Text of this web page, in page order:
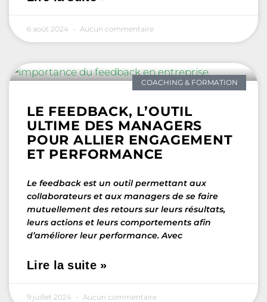
6 août 2024 Aucun commentaire
COACHING & FORMATION
LE FEEDBACK, L’OUTIL
ULTIME DES MANAGERS
POUR ALLIER ENGAGEMENT
ET PERFORMANCE
Le feedback est un outil permettant aux
collaborateurs et aux managers de se faire
mutuellement des retours sur leurs résultats,
leurs actions et leurs comportements afin
d’améliorer leur performance. Avec
Lire la suite »
9 juillet 2024 Aucun commentaire